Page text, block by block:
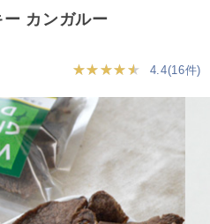
ー カンガルー
★★★★★ 4.4(16件)